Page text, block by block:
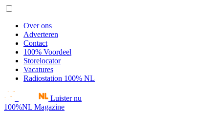
Over ons
Adverteren
Contact
100% Voordeel
Storelocator
Vacatures
Radiostation 100% NL
Luister nu
100%NL Magazine